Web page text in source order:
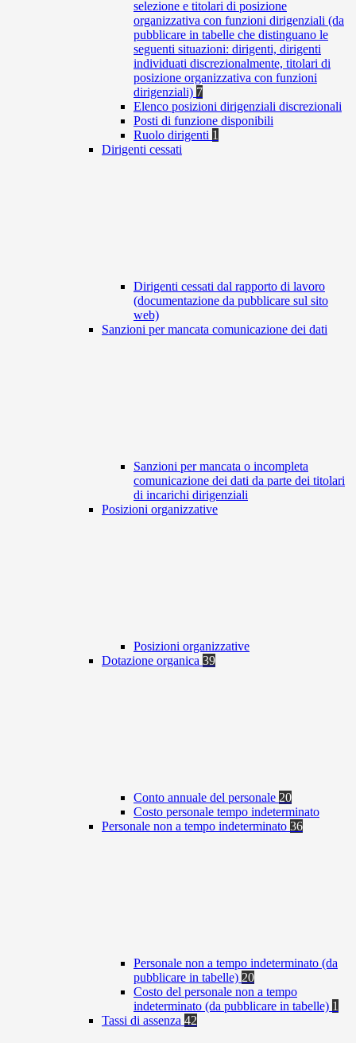
selezione e titolari di posizione
organizzativa con funzioni dirigenziali (da
pubblicare in tabelle che distinguano le
seguenti situazioni: dirigenti, dirigenti
individuati discrezionalmente, titolari di
posizione organizzativa con funzioni
dirigenziali) 7
Elenco posizioni dirigenziali discrezionali
Posti di funzione disponibili
Ruolo dirigenti 1
Dirigenti cessati
Dirigenti cessati dal rapporto di lavoro
(documentazione da pubblicare sul sito
web)
Sanzioni per mancata comunicazione dei dati
Sanzioni per mancata o incompleta
comunicazione dei dati da parte dei titolari
di incarichi dirigenziali
Posizioni organizzative
Posizioni organizzative
Dotazione organica 39
Conto annuale del personale 20
Costo personale tempo indeterminato
Personale non a tempo indeterminato 36
Personale non a tempo indeterminato (da
pubblicare in tabelle) 20
Costo del personale non a tempo
indeterminato (da pubblicare in tabelle) 1
Tassi di assenza 42